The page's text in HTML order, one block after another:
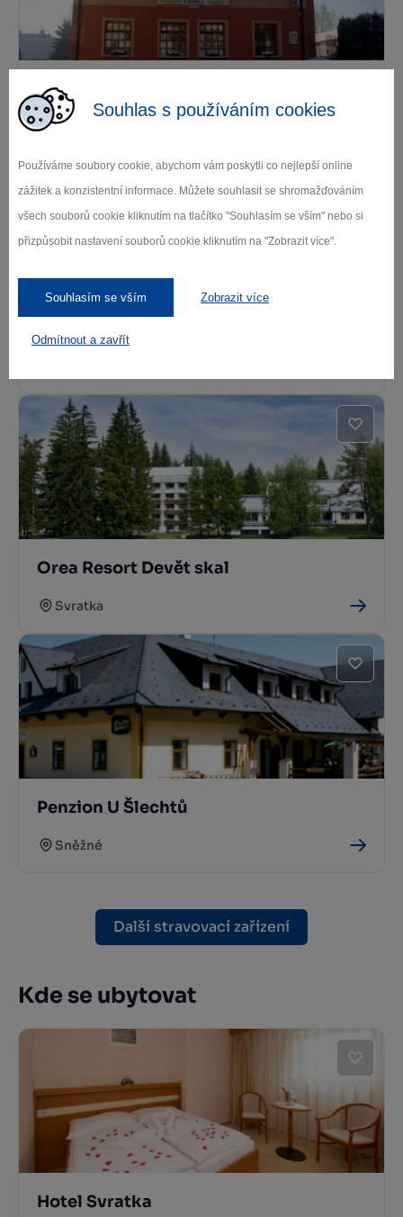
Souhlas s používáním cookies
Používáme soubory cookie, abychom vám poskytli co nejlepší online
zážitek a konzistentní informace. Můžete souhlasit se shromažďováním
všech souborů cookie kliknutím na tlačítko "Souhlasím se vším" nebo si
přizpůsobit nastavení souborů cookie kliknutím na "Zobrazit více".
Souhlasím se vším Zobrazit více
Odmítnout a zavřít
Restaurace U Berušky
Žďár nad Sázavou
Orea Resort Devět skal
Svratka
Penzion U Šlechtů
Sněžné
Další stravovací zařízení
Kde se ubytovat
Hotel Svratka